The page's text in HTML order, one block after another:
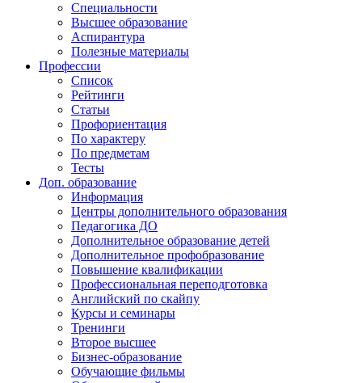
Специальности
Высшее образование
Аспирантура
Полезные материалы
Профессии
Список
Рейтинги
Статьи
Профориентация
По характеру
По предметам
Тесты
Доп. образование
Информация
Центры дополнительного образования
Педагогика ДО
Дополнительное образование детей
Дополнительное профобразование
Повышение квалификации
Профессиональная переподготовка
Английский по скайпу
Курсы и семинары
Тренинги
Второе высшее
Бизнес-образование
Обучающие фильмы